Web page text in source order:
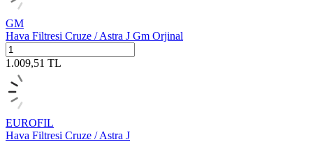
GM
Hava Filtresi Cruze / Astra J Gm Orjinal
1.009,51 TL
EUROFIL
Hava Filtresi Cruze / Astra J